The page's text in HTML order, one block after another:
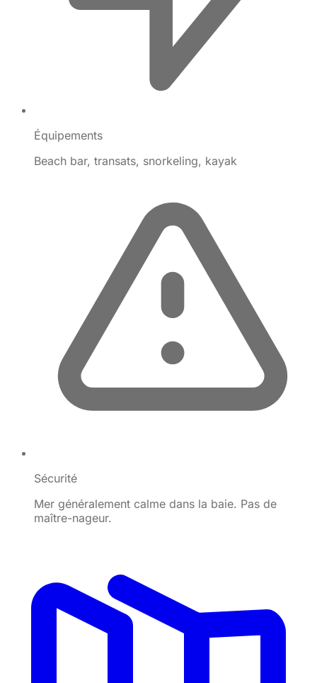
Équipements
Beach bar, transats, snorkeling, kayak
Sécurité
Mer généralement calme dans la baie. Pas de
maître-nageur.